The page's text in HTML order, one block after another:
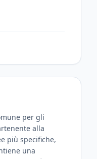
per gli
alla
più specifiche,
una